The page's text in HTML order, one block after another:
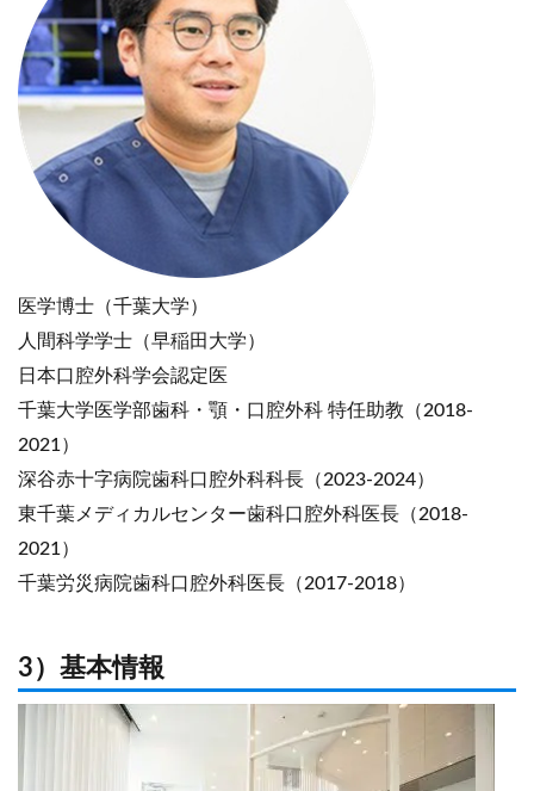
医学博士（千葉大学）
人間科学学士（早稲田大学）
日本口腔外科学会認定医
千葉大学医学部歯科・顎・口腔外科 特任助教（2018-
2021）
深谷赤十字病院歯科口腔外科科長（2023-2024）
東千葉メディカルセンター歯科口腔外科医長（2018-
2021）
千葉労災病院歯科口腔外科医長（2017-2018）
3）基本情報